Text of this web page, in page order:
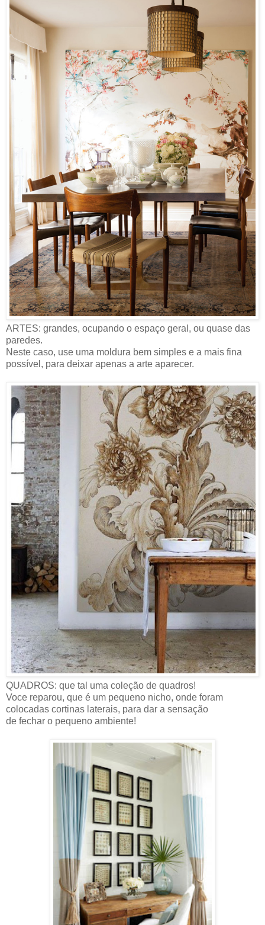
ARTES: grandes, ocupando o espaço geral, ou quase das
paredes.
Neste caso, use uma moldura bem simples e a mais fina
possível, para deixar apenas a arte aparecer.
QUADROS: que tal uma coleção de quadros!
Voce reparou, que é um pequeno nicho, onde foram
colocadas cortinas laterais, para dar a sensação
de fechar o pequeno ambiente!